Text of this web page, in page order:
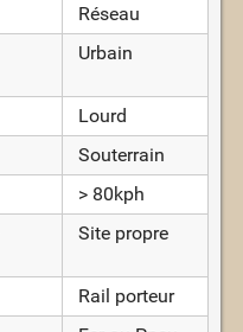
Réseau
Urbain
Lourd
Souterrain
> 80kph
Site propre
Rail porteur